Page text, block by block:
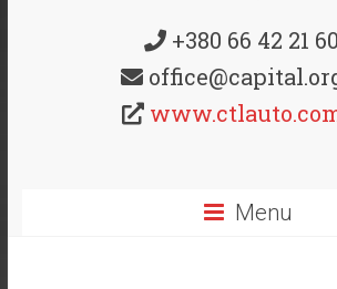
+380 66 42 21
Menu